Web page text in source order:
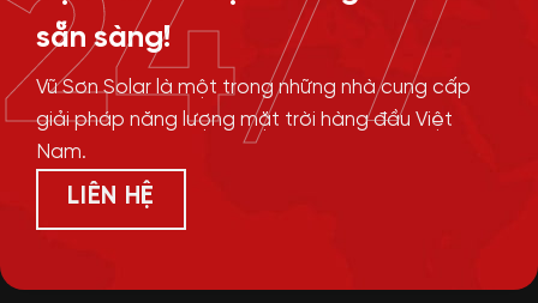
sẵn sàng!
Vũ Sơn Solar là một trong những nhà cung cấp
giải pháp năng lượng mặt trời hàng đầu Việt
Nam.
LIÊN HỆ
24/7